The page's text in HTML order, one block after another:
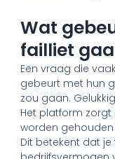
Wat
failliet
Een vraag die
gebeurt met hun
zou gaan.
Het platform
worden
Dit betekent dat